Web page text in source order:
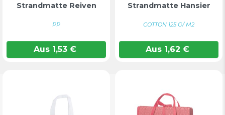
Strandmatte Reiven
PP
Aus 1,53 €
Strandmatte Hansier
COTTON 125 G/ M2
Aus 1,62 €